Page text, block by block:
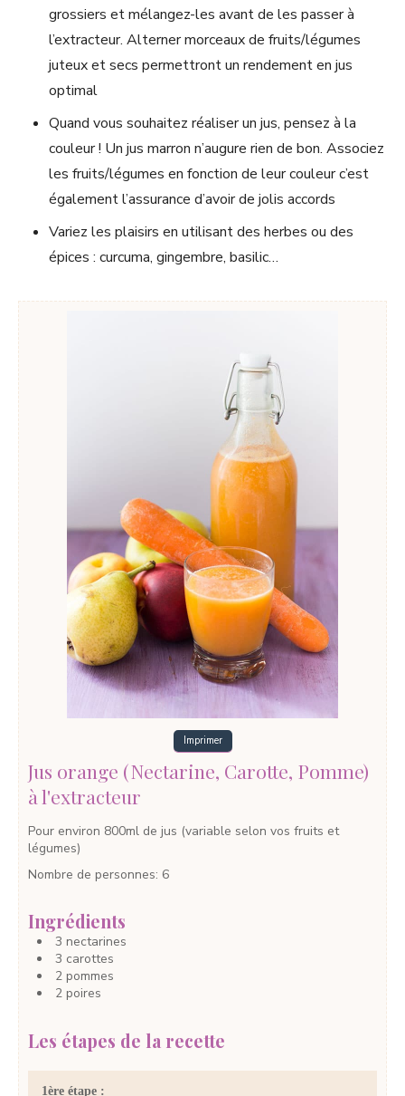
grossiers et mélangez-les avant de les passer à
l’extracteur. Alterner morceaux de fruits/légumes
juteux et secs permettront un rendement en jus
optimal
Quand vous souhaitez réaliser un jus, pensez à la
couleur ! Un jus marron n’augure rien de bon. Associez
les fruits/légumes en fonction de leur couleur c’est
également l’assurance d’avoir de jolis accords
Variez les plaisirs en utilisant des herbes ou des
épices : curcuma, gingembre, basilic…
Imprimer
Jus orange (Nectarine, Carotte, Pomme)
à l'extracteur
Pour environ 800ml de jus (variable selon vos fruits et
légumes)
Nombre de personnes: 6
Ingrédients
3 nectarines
3 carottes
2 pommes
2 poires
Les étapes de la recette
1ère étape :